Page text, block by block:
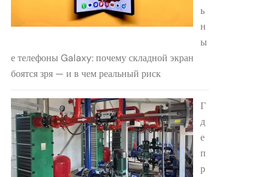
ь
н
ы
е телефоны Galaxy: почему складной экран
боятся зря — и в чем реальный риск
Г
д
е
п
р